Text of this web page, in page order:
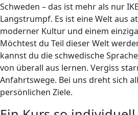
Schweden – das ist mehr als nur
Langstrumpf. Es ist eine Welt aus
moderner Kultur und einem
Möchtest du Teil dieser Welt
kannst du die schwedische
von überall aus lernen. Vergiss
Anfahrtswege. Bei uns dreht sich
persönlichen Ziele.